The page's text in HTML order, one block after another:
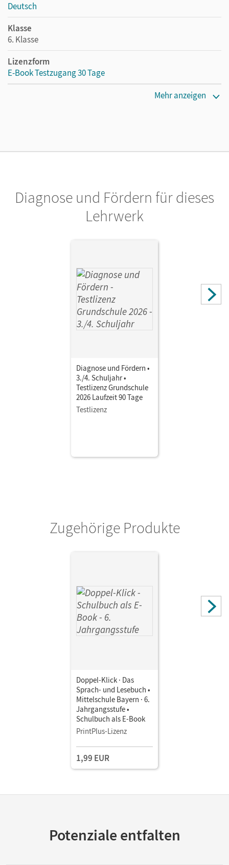
Deutsch
Klasse
6. Klasse
Lizenzform
E-Book Testzugang 30 Tage
Herausgeber/-in
Scharfe, Astrid
Möller, Bernhard; Vogel, Brigitte; Leipold, Sylvelin; Potyra,
Mehr anzeigen
Diagnose und Fördern für dieses
Lehrwerk
Diagnose und Fördern •
3./4. Schuljahr •
Testlizenz Grundschule
2026 Laufzeit 90 Tage
Testlizenz
Zugehörige Produkte
Doppel-Klick · Das
Sprach- und Lesebuch •
Mittelschule Bayern · 6.
Jahrgangsstufe •
Schulbuch als E-Book
PrintPlus-Lizenz
1,99 EUR
Potenziale entfalten